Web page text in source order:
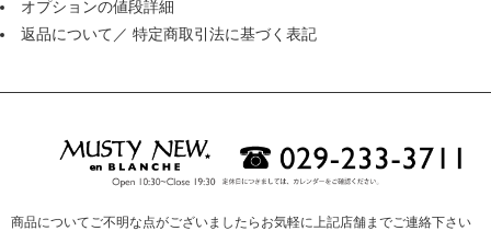
オプションの値段詳細
返品について ／ 特定商取引法に基づく表記
商品についてご不明な点がございましたらお気軽に上記店舗までご連絡下さい